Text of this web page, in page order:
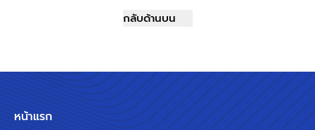
กลับด้านบน
หน้าแรก